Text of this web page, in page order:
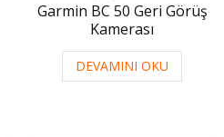
Garmin BC 50 Geri Görüş
Kamerası
DEVAMINI OKU